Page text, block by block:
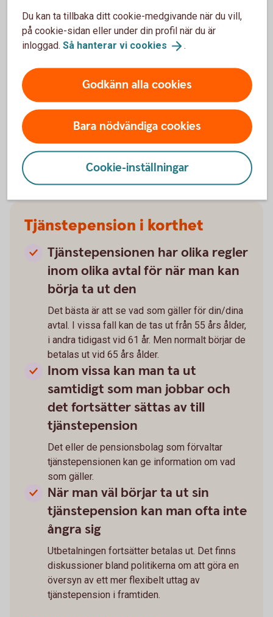
ta ut hela din pension samtidigt
Då fortsätter det sättas av pengar till din
pension.
ut så länge du lever
Allmän pension från
Tjänstepension i korthet
Tjänstepensionen har olika regler
inom olika avtal för när man kan
börja ta ut den
Det bästa är att se vad som gäller för din/dina
avtal. I vissa fall kan de tas ut från 55 års ålder,
i andra tidigast vid 61 år. Men normalt börjar de
betalas ut vid 65 års ålder.
Inom vissa kan man ta ut
samtidigt som man jobbar och
det fortsätter sättas av till
tjänstepension
Det eller de pensionsbolag som förvaltar
tjänstepensionen kan ge information om vad
som gäller.
När man väl börjar ta ut sin
tjänstepension kan man ofta inte
ångra sig
Utbetalningen fortsätter betalas ut. Det finns
diskussioner bland politikerna om att göra en
översyn av ett mer flexibelt uttag av
tjänstepension i framtiden.
Du kan ta tillbaka ditt cookie-medgivande när du vill,
på cookie-sidan eller under din profil när du är
inloggad. Så hanterar vi cookies .
Godkänn alla cookies
Bara nödvändiga cookies
Cookie-inställningar